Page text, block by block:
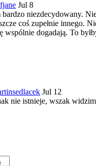
Jul 8
bardzo niezdecydowany.
coś zupełnie innego.
wspólnie dogadają. To
Jul 12
nie istnieje, wszak